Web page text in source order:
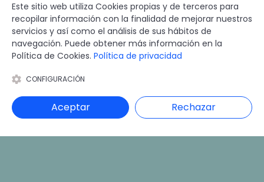
Area Privada
© 2cbgroup Intel S.L. | Calle SAN VICENTE DE PAUL, 58, Norte,
07010 Palma, Islas Baleares | Tlf. 971 262 142 |
info@2cbgroup.com
Este sitio web utiliza Cookies propias y de terceros para
recopilar información con la finalidad de mejorar nuestros
servicios y así como el análisis de sus hábitos de
navegación. Puede obtener más información en la
Política de Cookies. Política de privacidad
CONFIGURACIÓN
Aceptar Rechazar